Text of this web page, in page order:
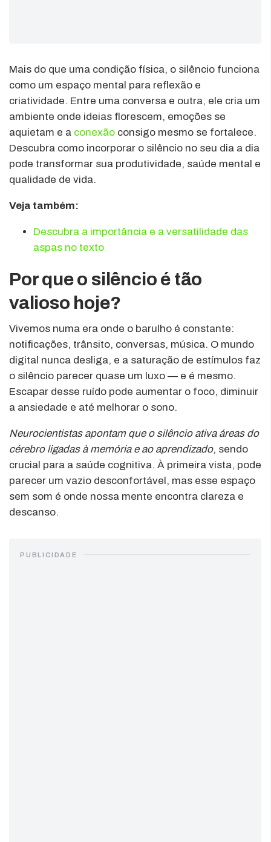
Mais do que uma condição física, o silêncio funciona
como um espaço mental para reflexão e
criatividade. Entre uma conversa e outra, ele cria um
ambiente onde ideias florescem, emoções se
aquietam e a conexão consigo mesmo se fortalece.
Descubra como incorporar o silêncio no seu dia a dia
pode transformar sua produtividade, saúde mental e
qualidade de vida.
Veja também:
Descubra a importância e a versatilidade das
aspas no texto
Por que o silêncio é tão
valioso hoje?
Vivemos numa era onde o barulho é constante:
notificações, trânsito, conversas, música. O mundo
digital nunca desliga, e a saturação de estímulos faz
o silêncio parecer quase um luxo — e é mesmo.
Escapar desse ruído pode aumentar o foco, diminuir
a ansiedade e até melhorar o sono.
Neurocientistas apontam que o silêncio ativa áreas do
cérebro ligadas à memória e ao aprendizado, sendo
crucial para a saúde cognitiva. À primeira vista, pode
parecer um vazio desconfortável, mas esse espaço
sem som é onde nossa mente encontra clareza e
descanso.
PUBLICIDADE